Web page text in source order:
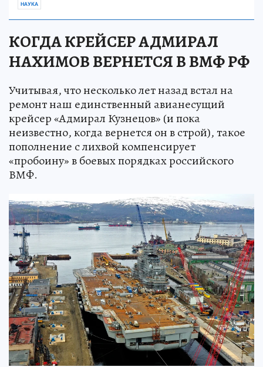
НАУКА
КОГДА КРЕЙСЕР АДМИРАЛ
НАХИМОВ ВЕРНЕТСЯ В ВМФ РФ
Учитывая, что несколько лет назад встал на
ремонт наш единственный авианесущий
крейсер «Адмирал Кузнецов» (и пока
неизвестно, когда вернется он в строй), такое
пополнение с лихвой компенсирует
«пробоину» в боевых порядках российского
ВМФ.